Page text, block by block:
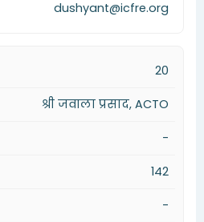
dushyant@icfre.org
20
श्री जवाला प्रसाद, ACTO
-
142
-